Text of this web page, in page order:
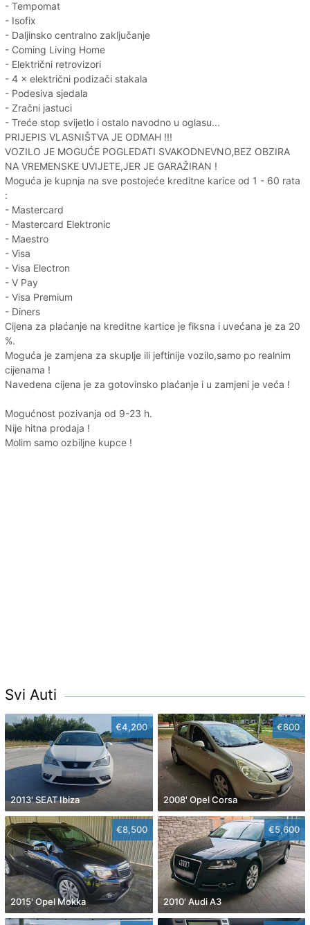
- Tempomat
- Isofix
- Daljinsko centralno zaključanje
- Coming Living Home
- Električni retrovizori
- 4 × električni podizači stakala
- Podesiva sjedala
- Zračni jastuci
- Treće stop svijetlo i ostalo navodno u oglasu...
PRIJEPIS VLASNIŠTVA JE ODMAH !!!
VOZILO JE MOGUĆE POGLEDATI SVAKODNEVNO,BEZ OBZIRA
NA VREMENSKE UVIJETE,JER JE GARAŽIRAN !
Moguća je kupnja na sve postojeće kreditne karice od 1 - 60 rata
:
- Mastercard
- Mastercard Elektronic
- Maestro
- Visa
- Visa Electron
- V Pay
- Visa Premium
- Diners
Cijena za plaćanje na kreditne kartice je fiksna i uvećana je za 20
%.
Moguća je zamjena za skuplje ili jeftinije vozilo,samo po realnim
cijenama !
Navedena cijena je za gotovinsko plaćanje i u zamjeni je veća !
Mogućnost pozivanja od 9-23 h.
Nije hitna prodaja !
Molim samo ozbiljne kupce !
Svi Auti
€4,200
2013' SEAT Ibiza
€800
2008' Opel Corsa
€8,500
2015' Opel Mokka
€5,600
2010' Audi A3